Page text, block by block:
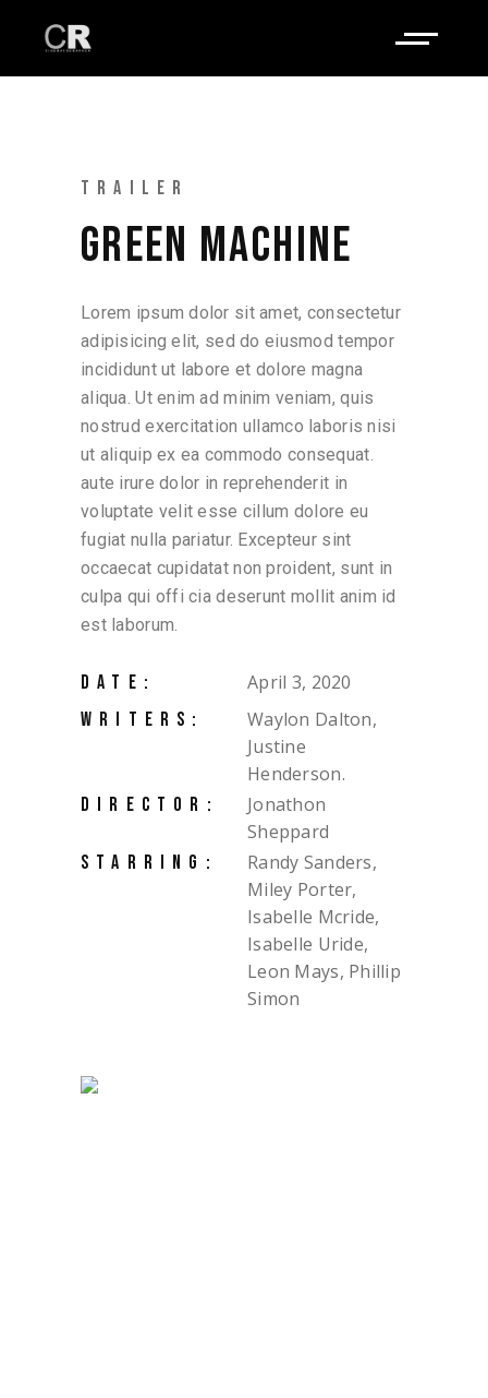
TRAILER
GREEN MACHINE
Lorem ipsum dolor sit amet, consectetur
adipisicing elit, sed do eiusmod tempor
incididunt ut labore et dolore magna
aliqua. Ut enim ad minim veniam, quis
nostrud exercitation ullamco laboris nisi
ut aliquip ex ea commodo consequat.
aute irure dolor in reprehenderit in
voluptate velit esse cillum dolore eu
fugiat nulla pariatur. Excepteur sint
occaecat cupidatat non proident, sunt in
culpa qui offi cia deserunt mollit anim id
est laborum.
DATE: April 3, 2020
WRITERS:
Waylon Dalton,
Justine
Henderson.
DIRECTOR:
Jonathon
Sheppard
STARRING:
Randy Sanders,
Miley Porter,
Isabelle Mcride,
Isabelle Uride,
Leon Mays, Phillip
Simon